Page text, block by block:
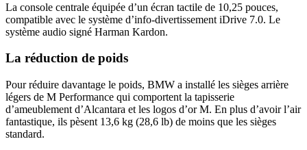
La console centrale équipée d’un écran tactile de 10,25 pouces,
compatible avec le système d’info-divertissement iDrive 7.0. Le
système audio signé Harman Kardon.
La réduction de poids
Pour réduire davantage le poids, BMW a installé les sièges arrière
légers de M Performance qui comportent la tapisserie
d’ameublement d’Alcantara et les logos d’or M. En plus d’avoir l’air
fantastique, ils pèsent 13,6 kg (28,6 lb) de moins que les sièges
standard.